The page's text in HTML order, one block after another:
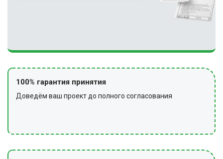
100% гарантия принятия
Доведём ваш проект до полного согласования